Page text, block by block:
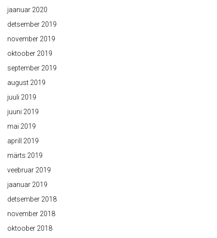
jaanuar 2020
detsember 2019
november 2019
oktoober 2019
september 2019
august 2019
juuli 2019
juuni 2019
mai 2019
aprill 2019
märts 2019
veebruar 2019
jaanuar 2019
detsember 2018
november 2018
oktoober 2018